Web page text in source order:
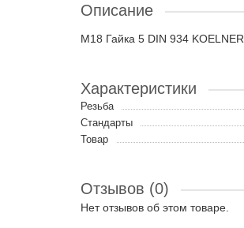
Описание
M18 Гайка 5 DIN 934 KOELNER
Характеристики
Резьба
Стандарты
Товар
Отзывов (0)
Нет отзывов об этом товаре.